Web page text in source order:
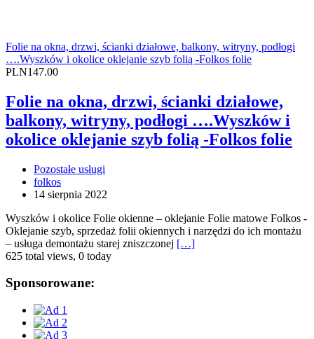
Folie na okna, drzwi, ścianki działowe, balkony, witryny, podłogi
….Wyszków i okolice oklejanie szyb folią -Folkos folie
PLN147.00
Folie na okna, drzwi, ścianki działowe,
balkony, witryny, podłogi ….Wyszków i
okolice oklejanie szyb folią -Folkos folie
Pozostałe usługi
folkos
14 sierpnia 2022
Wyszków i okolice Folie okienne – oklejanie Folie matowe Folkos -
Oklejanie szyb, sprzedaż folii okiennych i narzędzi do ich montażu
– usługa demontażu starej zniszczonej […]
625 total views, 0 today
Sponsorowane: